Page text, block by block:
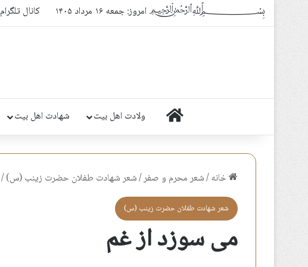
﷽ امروز: جمعه ۱۶ مرداد ۱۴۰۵ کانال تلگرام
خانه ولادت اهل بیت شهادت اهل بیت
خانه/شعر محرم و صفر/شعر شهادت طفلان حضرت زينب (س)/
شعر شهادت طفلان حضرت زينب (س)
می سوزد از غم